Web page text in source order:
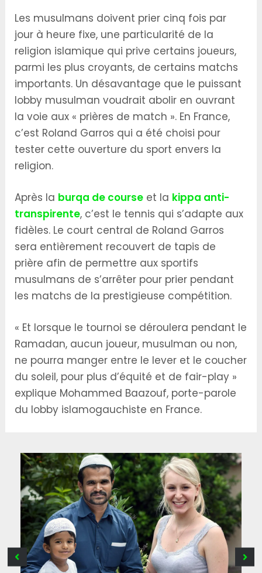
Les musulmans doivent prier cinq fois par
jour à heure fixe, une particularité de la
religion islamique qui prive certains joueurs,
parmi les plus croyants, de certains matchs
importants. Un désavantage que le puissant
lobby musulman voudrait abolir en ouvrant
la voie aux « prières de match ». En France,
c’est Roland Garros qui a été choisi pour
tester cette ouverture du sport envers la
religion.
Après la burqa de course et la kippa anti-
transpirente, c’est le tennis qui s’adapte aux
fidèles. Le court central de Roland Garros
sera entièrement recouvert de tapis de
prière afin de permettre aux sportifs
musulmans de s’arrêter pour prier pendant
les matchs de la prestigieuse compétition.
« Et lorsque le tournoi se déroulera pendant le
Ramadan, aucun joueur, musulman ou non,
ne pourra manger entre le lever et le coucher
du soleil, pour plus d’équité et de fair-play »
explique Mohammed Baazouf, porte-parole
du lobby islamogauchiste en France.